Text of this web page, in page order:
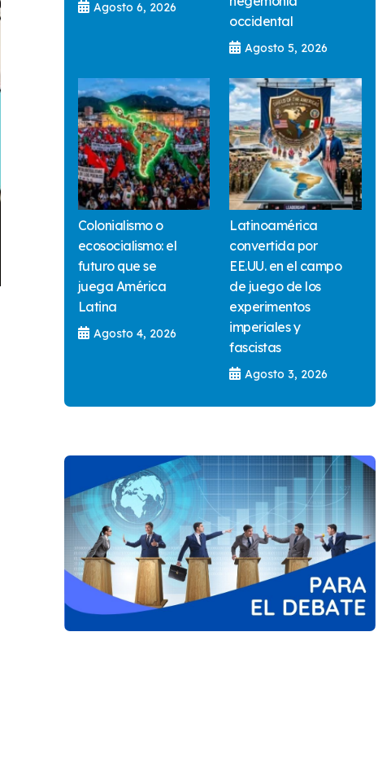
Agosto 6, 2026
occidental
Agosto 5, 2026
Colonialismo o
ecosocialismo: el
futuro que se
juega América
Latina
Agosto 4, 2026
Latinoamérica
convertida por
EE.UU. en el campo
de juego de los
experimentos
imperiales y
fascistas
Agosto 3, 2026